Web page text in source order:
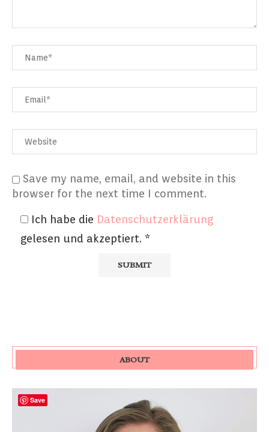
Save my name, email, and website in this
browser for the next time I comment.
Ich habe die Datenschutzerklärung
gelesen und akzeptiert. *
ABOUT
Save